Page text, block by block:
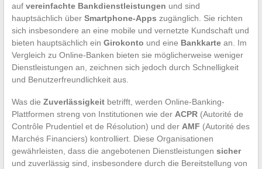
auf vereinfachte Bankdienstleistungen und sind
hauptsächlich über Smartphone-Apps zugänglich. Sie richten
sich insbesondere an eine mobile und vernetzte Kundschaft und
bieten hauptsächlich ein Girokonto und eine Bankkartean. Im
Vergleich zu Online-Banken bieten sie möglicherweise weniger
Dienstleistungen an, zeichnen sich jedoch durch Schnelligkeit
und Benutzerfreundlichkeit aus.
Was die Zuverlässigkeitbetrifft, werden Online-Banking-
Plattformen streng von Institutionen wie der ACPR(Autorité de
Contrôle Prudentiel et de Résolution) und der AMF (Autorité des
Marchés Financiers) kontrolliert. Diese Organisationen
gewährleisten, dass die angebotenen Dienstleistungen sicher
und zuverlässig sind, insbesondere durch die Bereitstellung von